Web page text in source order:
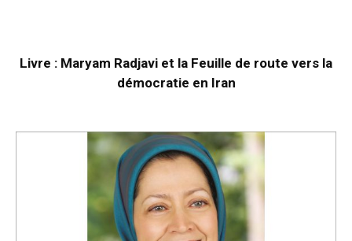
Livre : Maryam Radjavi et la Feuille de route vers la
démocratie en Iran